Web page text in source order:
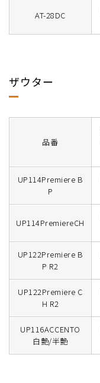
AT-28DC
ザウター
品番
UP114Premiere B
P
UP114PremiereCH
UP122Premiere B
P R2
UP122Premiere C
H R2
UP116ACCENTO
白艶/半艶